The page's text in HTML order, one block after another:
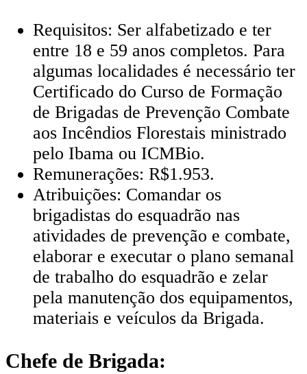
Requisitos: Ser alfabetizado e ter
entre 18 e 59 anos completos. Para
algumas localidades é necessário ter
Certificado do Curso de Formação
de Brigadas de Prevenção Combate
aos Incêndios Florestais ministrado
pelo Ibama ou ICMBio.
Remunerações: R$1.953.
Atribuições: Comandar os
brigadistas do esquadrão nas
atividades de prevenção e combate,
elaborar e executar o plano semanal
de trabalho do esquadrão e zelar
pela manutenção dos equipamentos,
materiais e veículos da Brigada.
Chefe de Brigada: